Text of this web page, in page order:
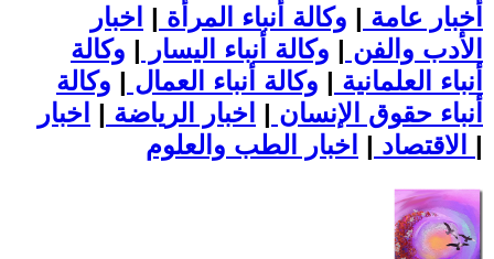
أخبار عامة | وكالة أنباء المرأة | اخبار
الأدب والفن | وكالة أنباء اليسار | وكالة
أنباء العلمانية | وكالة أنباء العمال | وكالة
أنباء حقوق الإنسان | اخبار الرياضة | اخبار
الاقتصاد | |